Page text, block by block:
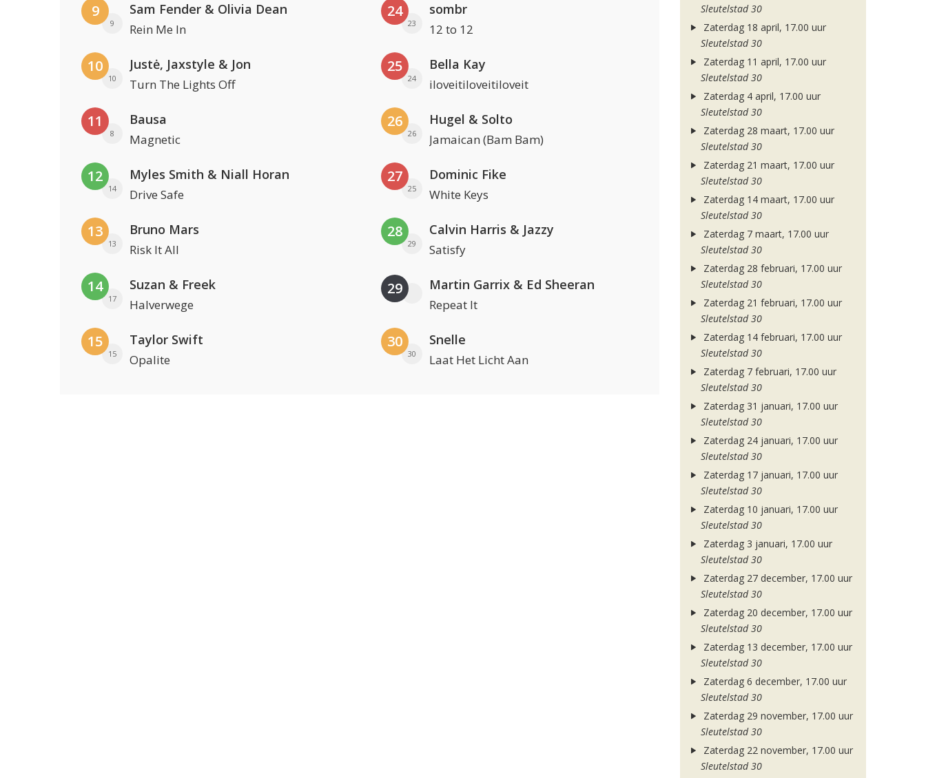
9
9
Sam Fender & Olivia Dean
Rein Me In
10
10
Justė, Jaxstyle & Jon
Turn The Lights Off
11
8
Bausa
Magnetic
12
14
Myles Smith & Niall Horan
Drive Safe
13
13
Bruno Mars
Risk It All
14
17
Suzan & Freek
Halverwege
15
15
Taylor Swift
Opalite
24
23
sombr
12 to 12
25
24
Bella Kay
iloveitiloveitiloveit
26
26
Hugel & Solto
Jamaican (Bam Bam)
27
25
Dominic Fike
White Keys
28
29
Calvin Harris & Jazzy
Satisfy
29 Martin Garrix & Ed Sheeran
Repeat It
30
30
Snelle
Laat Het Licht Aan
Sleutelstad 30
Zaterdag 18 april, 17.00 uur
Sleutelstad 30
Zaterdag 11 april, 17.00 uur
Sleutelstad 30
Zaterdag 4 april, 17.00 uur
Sleutelstad 30
Zaterdag 28 maart, 17.00 uur
Sleutelstad 30
Zaterdag 21 maart, 17.00 uur
Sleutelstad 30
Zaterdag 14 maart, 17.00 uur
Sleutelstad 30
Zaterdag 7 maart, 17.00 uur
Sleutelstad 30
Zaterdag 28 februari, 17.00 uur
Sleutelstad 30
Zaterdag 21 februari, 17.00 uur
Sleutelstad 30
Zaterdag 14 februari, 17.00 uur
Sleutelstad 30
Zaterdag 7 februari, 17.00 uur
Sleutelstad 30
Zaterdag 31 januari, 17.00 uur
Sleutelstad 30
Zaterdag 24 januari, 17.00 uur
Sleutelstad 30
Zaterdag 17 januari, 17.00 uur
Sleutelstad 30
Zaterdag 10 januari, 17.00 uur
Sleutelstad 30
Zaterdag 3 januari, 17.00 uur
Sleutelstad 30
Zaterdag 27 december, 17.00 uur
Sleutelstad 30
Zaterdag 20 december, 17.00 uur
Sleutelstad 30
Zaterdag 13 december, 17.00 uur
Sleutelstad 30
Zaterdag 6 december, 17.00 uur
Sleutelstad 30
Zaterdag 29 november, 17.00 uur
Sleutelstad 30
Zaterdag 22 november, 17.00 uur
Sleutelstad 30